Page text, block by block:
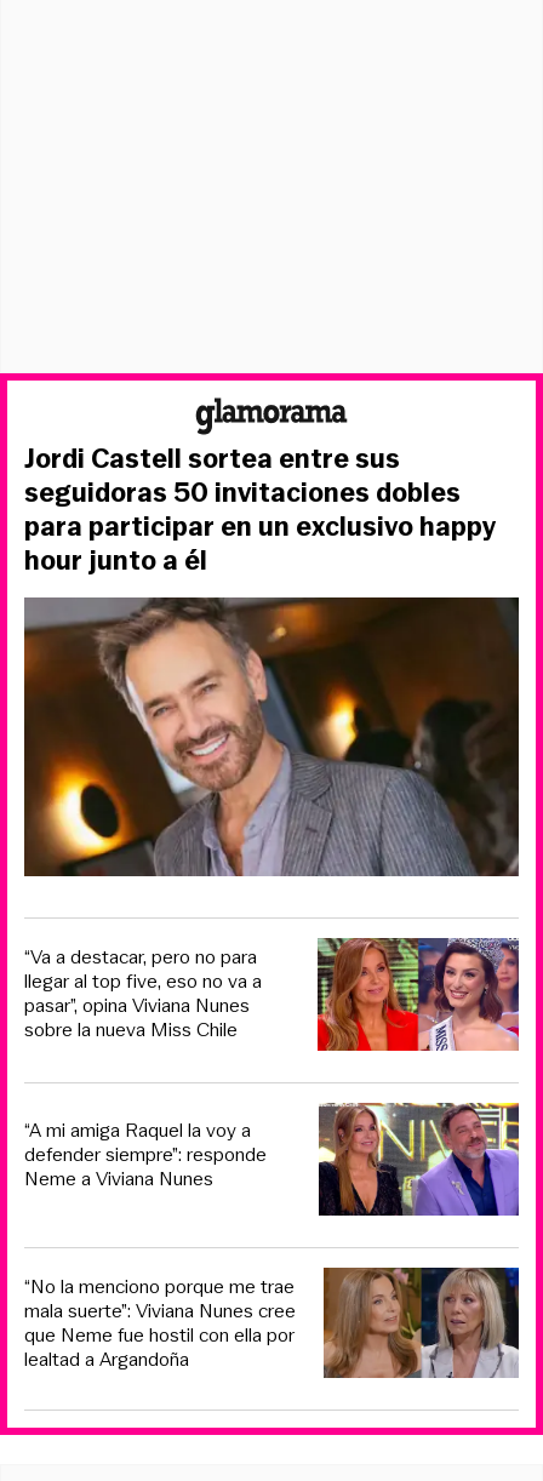
Jordi Castell sortea entre sus
seguidoras 50 invitaciones dobles
para participar en un exclusivo happy
hour junto a él
“Va a destacar, pero no para
llegar al top five, eso no va a
pasar”, opina Viviana Nunes
sobre la nueva Miss Chile
“A mi amiga Raquel la voy a
defender siempre”: responde
Neme a Viviana Nunes
“No la menciono porque me trae
mala suerte”: Viviana Nunes cree
que Neme fue hostil con ella por
lealtad a Argandoña